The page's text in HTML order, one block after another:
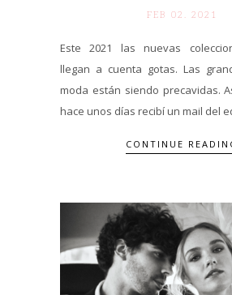
FEB 02. 2021
Este 2021 las nuevas
llegan a cuenta gotas. Las
moda están siendo precavidas.
hace unos días recibí un mail del
CONTINUE